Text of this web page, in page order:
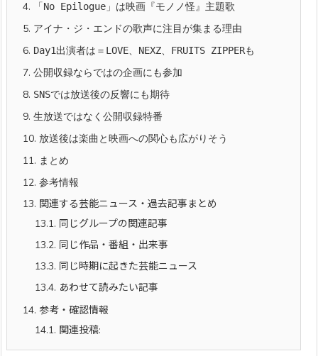
4. 「No Epilogue」は映画『モノノ怪』主題歌
5. アイナ・ジ・エンドの歌声に注目が集まる理由
6. Day1出演者は＝LOVE、NEXZ、FRUITS ZIPPERも
7. 公開収録ならではの企画にも参加
8. SNSでは放送後の反響にも期待
9. 生放送ではなく公開収録特番
10. 放送後は楽曲と映画への関心も広がりそう
11. まとめ
12. 参考情報
13. 関連する芸能ニュース・過去記事まとめ
13.1. 同じグループの関連記事
13.2. 同じ作品・番組・出来事
13.3. 同じ時期に起きた芸能ニュース
13.4. あわせて読みたい記事
14. 参考・確認情報
14.1. 関連投稿: